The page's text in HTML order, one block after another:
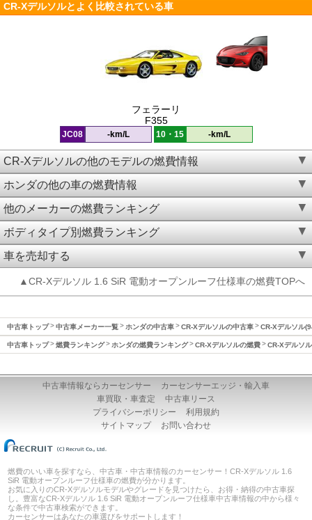
CR-Xデルソルとよく比較されている車
フェラーリ
F355
JC08 -km/L 10・15 -km/L
CR-Xデルソルの他のモデルの燃費情報
ホンダの他の車の燃費情報
他のメーカーの燃費ランキング
ボディタイプ別燃費ランキング
車を売却する
▲CR-Xデルソル 1.6 SiR 電動オープンルーフ仕様車の燃費TOPへ
中古車トップ 中古車メーカー一覧 ホンダの中古車 CR-Xデルソルの中古車 CR-Xデルソル
中古車トップ 燃費ランキング ホンダの燃費ランキング CR-Xデルソルの燃費 CR-Xデルソ
中古車情報ならカーセンサー
カーセンサーエッジ・輸入車
車買取・車査定
中古車リース
プライバシーポリシー
利用規約
サイトマップ
お問い合わせ
燃費のいい車を探すなら、中古車・中古車情報のカーセンサー！CR-Xデルソル 1.6
SiR 電動オープンルーフ仕様車の燃費が分かります。
お気に入りのCR-Xデルソルモデルやグレードを見つけたら、お得・納得の中古車探
し。豊富なCR-Xデルソル 1.6 SiR 電動オープンルーフ仕様車中古車情報の中から様々
な条件で中古車検索ができます。
カーセンサーはあなたの車選びをサポートします！